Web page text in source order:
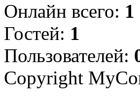
Онлайн всего: 1
Гостей: 1
Пользователей:
Copyright